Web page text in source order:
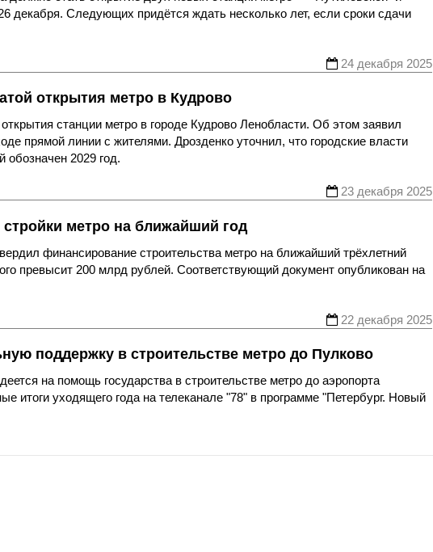
декабря. Следующих придётся ждать несколько лет, если сроки сдачи
24 декабря 2025
открытия метро в Кудрово
станции метро в городе Кудрово Ленобласти. Об этом заявил
прямой линии с жителями. Дрозденко уточнил, что городские власти
обозначен 2029 год.
23 декабря 2025
метро на ближайший год
финансирование строительства метро на ближайший трёхлетний
превысит 200 млрд рублей. Соответствующий документ опубликован на
22 декабря 2025
поддержку в строительстве метро до Пулково
на помощь государства в строительстве метро до аэропорта
итоги уходящего года на телеканале "78" в программе "Петербург. Новый